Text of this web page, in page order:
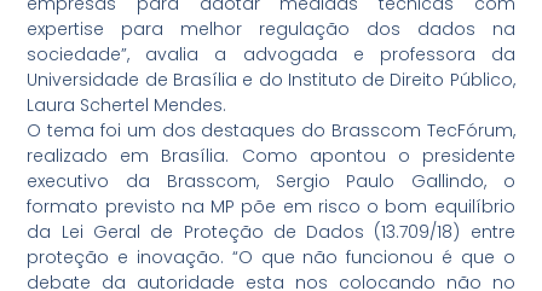
expertise para melhor regulação dos dados na
sociedade”, avalia a advogada e professora da
Universidade de Brasília e do Instituto de Direito Público,
Laura Schertel Mendes.
O tema foi um dos destaques do Brasscom TecFórum,
realizado em Brasília. Como apontou o presidente
executivo da Brasscom, Sergio Paulo Gallindo, o
formato previsto na MP põe em risco o bom equilíbrio
da Lei Geral de Proteção de Dados (13.709/18) entre
proteção e inovação. “O que não funcionou é que o
debate da autoridade esta nos colocando não no